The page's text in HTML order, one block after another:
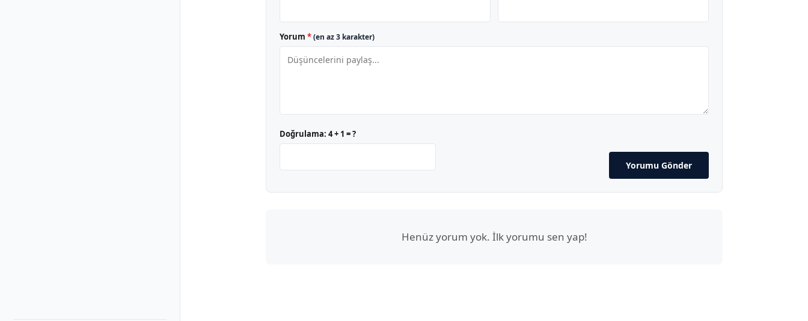
Yorum *(en az 3 karakter)
Doğrulama: 4 + 1 = ?
Yorumu Gönder
Henüz yorum yok. İlk yorumu sen yap!